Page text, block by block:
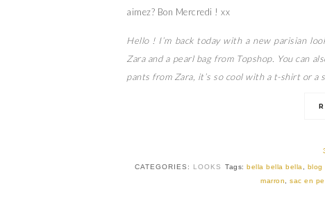
aimez? Bon Mercredi ! xx
Hello ! I’m back today with a new parisian
Zara and a pearl bag from Topshop. You can
pants from Zara, it’s so cool with a t-shirt or a
CATEGORIES: LOOKS Tags:bella bella bella blog
marron
sac en